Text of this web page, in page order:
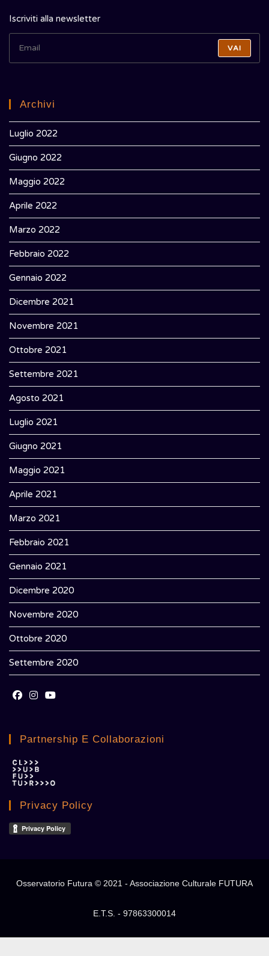
Iscriviti alla newsletter
VAI
Archivi
Luglio 2022
Giugno 2022
Maggio 2022
Aprile 2022
Marzo 2022
Febbraio 2022
Gennaio 2022
Dicembre 2021
Novembre 2021
Ottobre 2021
Settembre 2021
Agosto 2021
Luglio 2021
Giugno 2021
Maggio 2021
Aprile 2021
Marzo 2021
Febbraio 2021
Gennaio 2021
Dicembre 2020
Novembre 2020
Ottobre 2020
Settembre 2020
tab
a
tab
a
Partnership E Collaborazioni
Privacy Policy
Osservatorio Futura © 2021 - Associazione Culturale FUTURA
E.T.S. - 97863300014